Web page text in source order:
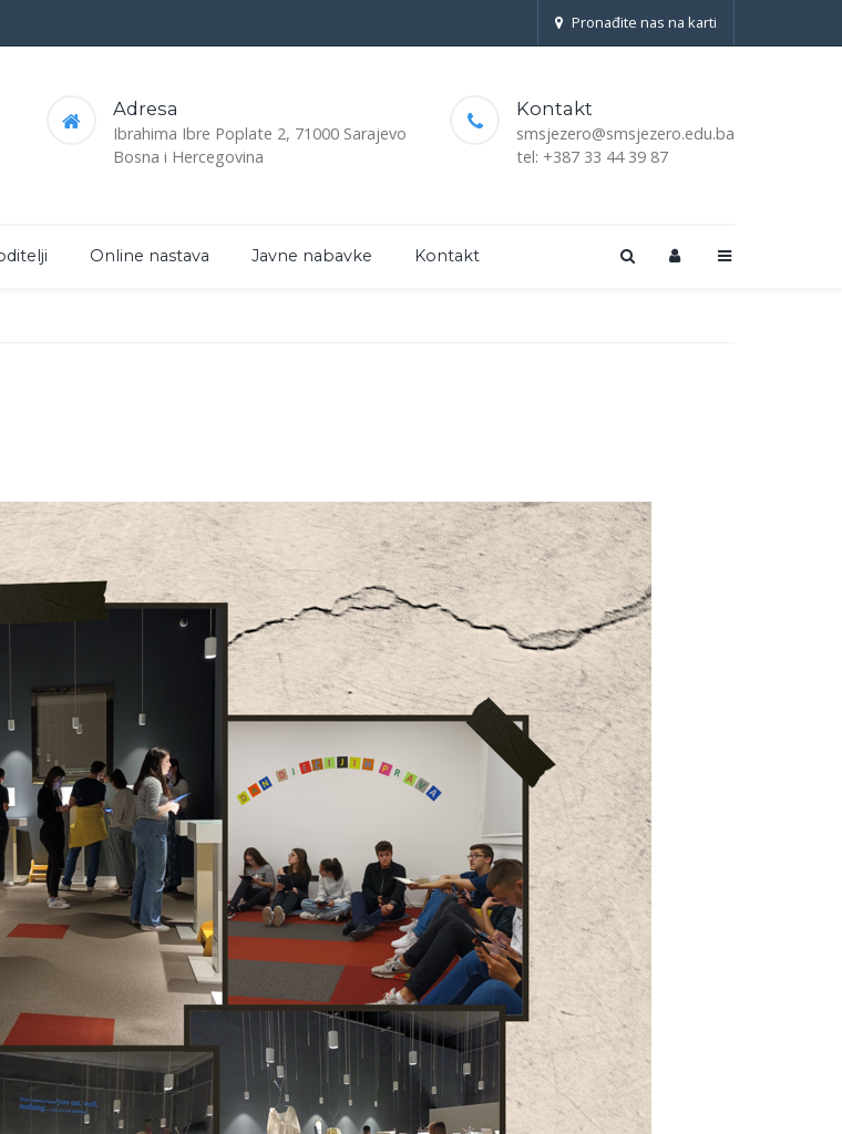
Pronađite nas na karti
Adresa
Ibrahima Ibre Poplate 2, 71000 Sarajevo
Bosna i Hercegovina
Kontakt
smsjezero@smsjezero.edu.ba
tel: +387 33 44 39 87
Online nastava Javne nabavke Kontakt